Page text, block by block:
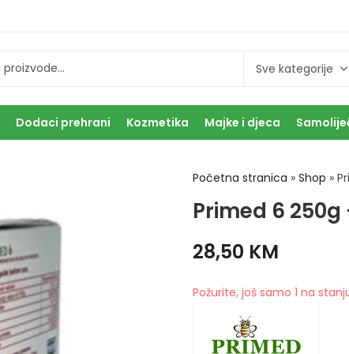
Dodaci prehrani Kozmetika Majke i djeca
Početna stranica » Shop »
Primed 6
28,50 KM
Požurite, još samo 1 na